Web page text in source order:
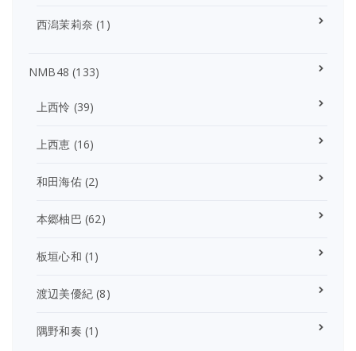
西潟茉莉奈 (1)
NMB48 (133)
上西怜 (39)
上西恵 (16)
和田海佑(2)
本郷柚巴 (62)
板垣心和 (1)
渡辺美優紀 (8)
隅野和奏 (1)